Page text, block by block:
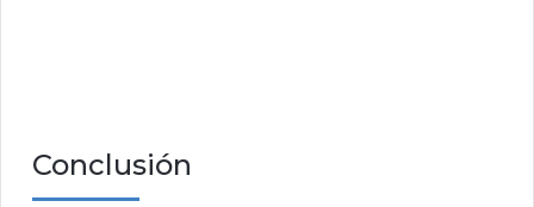
Conclusión